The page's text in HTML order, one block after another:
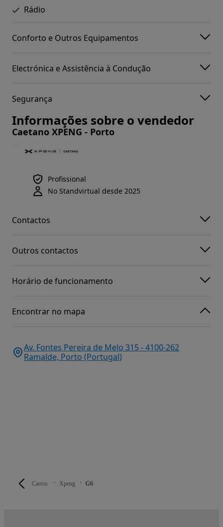
Carros Xpeng G6
Rádio
Conforto e Outros Equipamentos
Electrónica e Assistência à Condução
Segurança
Informações sobre o vendedor
Caetano XPENG - Porto
Profissional
No Standvirtual desde 2025
Contactos
Outros contactos
Horário de funcionamento
Encontrar no mapa
Av. Fontes Pereira de Melo 315 - 4100-262
Ramalde, Porto (Portugal)